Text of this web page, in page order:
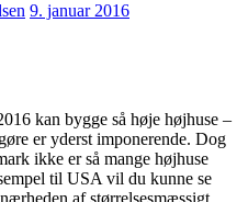
9. januar 2016
kan bygge så høje højhuse –
er yderst imponerende. Dog
ikke er så mange højhuse
til USA vil du kunne se
af størrelsesmæssigt